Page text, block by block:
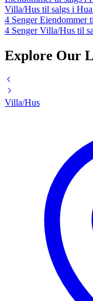
Villa/Hus til salgs i
4 Senger Eiendommer
4 Senger Villa/Hus til
Explore Our
Villa/Hus